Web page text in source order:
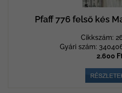
Pfaff 776 felső kés
Cikkszám:
Gyári szám:
2.600